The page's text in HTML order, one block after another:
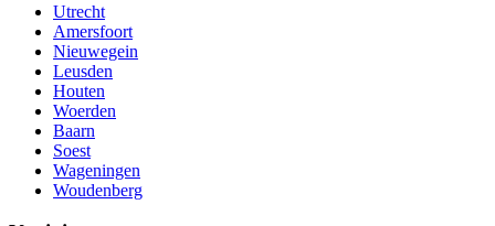
Utrecht
Amersfoort
Nieuwegein
Leusden
Houten
Woerden
Baarn
Soest
Wageningen
Woudenberg